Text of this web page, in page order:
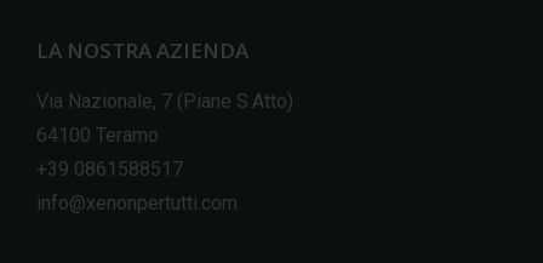
LA NOSTRA AZIENDA
Via Nazionale, 7 (Piane S.Atto)
64100 Teramo
+39 0861588517
info@xenonpertutti.com